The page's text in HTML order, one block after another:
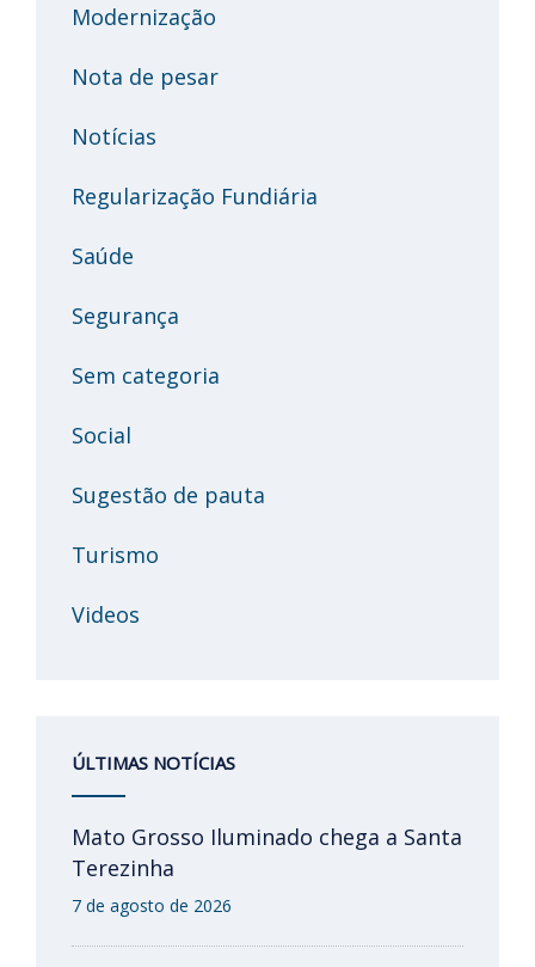
Modernização
Nota de pesar
Notícias
Regularização Fundiária
Saúde
Segurança
Sem categoria
Social
Sugestão de pauta
Turismo
Videos
ÚLTIMAS NOTÍCIAS
Mato Grosso Iluminado chega a Santa
Terezinha
7 de agosto de 2026